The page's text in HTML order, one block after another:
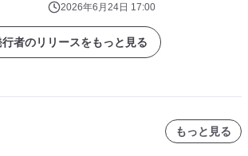
2026年6月24日 17:00
行者のリリースをもっと見る
もっと見る